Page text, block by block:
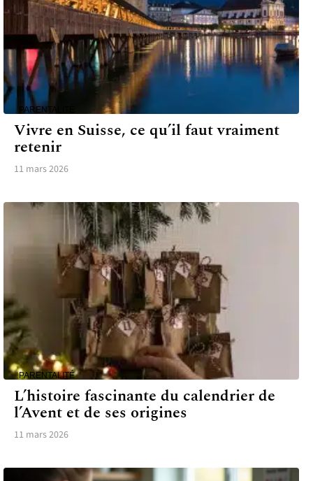
PARENTALITÉ
Vivre en Suisse, ce qu’il faut vraiment
retenir
11 mars 2026
PARENTALITÉ
L’histoire fascinante du calendrier de
l’Avent et de ses origines
11 mars 2026